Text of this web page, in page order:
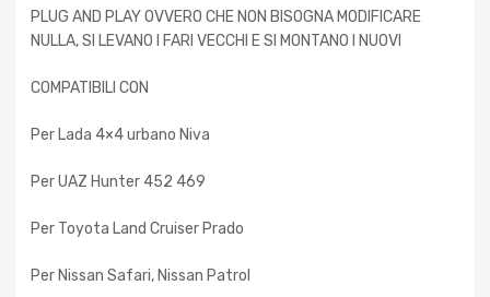
PLUG AND PLAY OVVERO CHE NON BISOGNA MODIFICARE
NULLA, SI LEVANO I FARI VECCHI E SI MONTANO I NUOVI
COMPATIBILI CON
Per Lada 4×4 urbano Niva
Per UAZ Hunter 452 469
Per Toyota Land Cruiser Prado
Per Nissan Safari, Nissan Patrol